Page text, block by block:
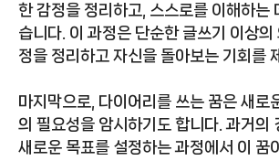
한 감정을 정리하고, 스스로를 이해하는
습니다. 이 과정은 단순한 글쓰기 이상의
정을 정리하고 자신을 돌아보는 기회를
마지막으로, 다이어리를 쓰는 꿈은 새로
의 필요성을 암시하기도 합니다. 과거의
새로운 목표를 설정하는 과정에서 이 꿈